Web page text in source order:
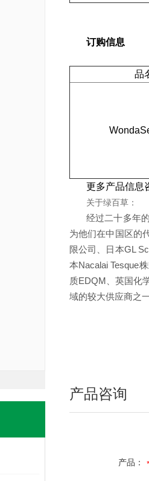
订购信息
品
更多产品信息
关于绿百草：
经过二十多年
为他们在中国区的
限公司、日本GL
本Nacalai Tesque
质EDQM 、英国化
域的较大供应商之一
产品咨询
产品：